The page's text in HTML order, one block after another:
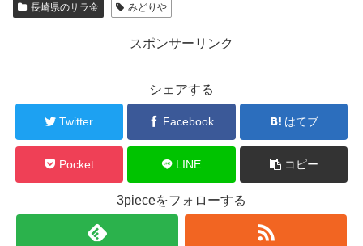
長崎県のサラ金 みどりや
スポンサーリンク
シェアする
Twitter Facebook はてブ
Pocket LINE コピー
3pieceをフォローする